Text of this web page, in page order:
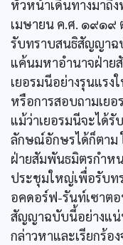
หัวหน้าเดินทางมาถึ
เมษายน ค.ศ. ๑๙๑๙
รับทราบสนธิสัญญาฉ
แค้นมหาอำนาจฝ่าย
เยอรมนีอย่างรุนแรง
หรือการสอบถามเยอ
แม้ว่าเยอรมนีจะได้
ลักษณ์อักษรได้ก็ตาม
ฝ่ายสัมพันธมิตรกำห
ประชุมใหญ่เพื่อรับท
อคดอร์ฟ-รันท์เซาตอ
สัญญาฉบับนี้อย่างแน่
กล่าวหาและเรียกร้อ